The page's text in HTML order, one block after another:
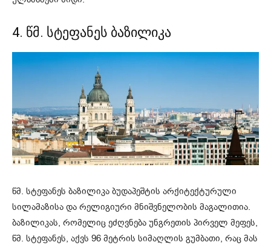
4. წმ. სტეფანეს ბაზილიკა
წმ. სტეფანეს ბაზილიკა ბუდაპეშტის არქიტექტურული
სილამაზისა და რელიგიური მნიშვნელობის მაგალითია.
ბაზილიკას, რომელიც ეძღვნება უნგრეთის პირველ მეფეს,
წმ. სტეფანეს, აქვს 96 მეტრის სიმაღლის გუმბათი, რაც მას